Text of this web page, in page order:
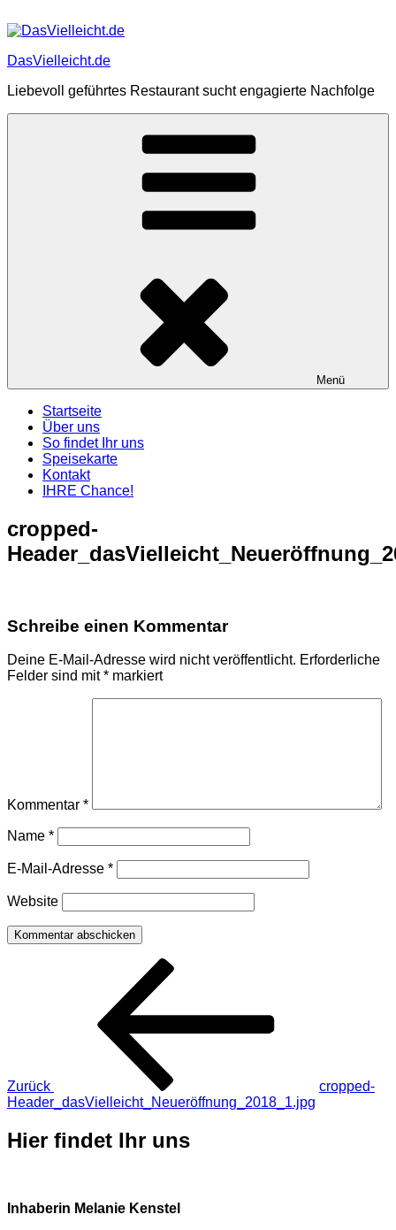
Inhalt
DasVielleicht.de
Liebevoll geführtes Restaurant sucht engagierte Nachfolge
Menü
Startseite
Über uns
So findet Ihr uns
Speisekarte
Kontakt
IHRE Chance!
cropped-
Schreibe einen Kommentar
Deine E-Mail-Adresse wird nicht veröffentlicht. Erforderliche
Felder sind mit* markiert
Kommentar *
Name *
E-Mail-Adresse *
Website
Beitragsnavigation
Zurück
cropped-
Header_dasVielleicht_Neueröffnung_2018_1.jpg
Hier findet Ihr uns
Inhaberin Melanie Kenstel